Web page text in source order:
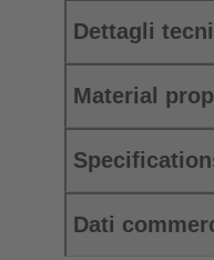
Dettagli
Material
Dati